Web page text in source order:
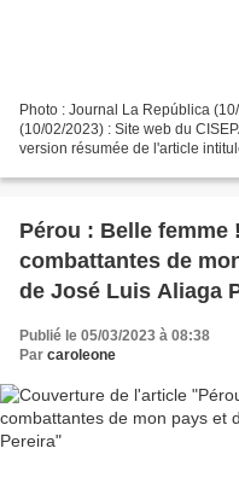
Photo : Journal La República
(10/02/2023) : Site web du
version résumée de l'article
Pérou : Belle femme
combattantes de
de José Luis Aliaga
Publié le 05/03/2023 à 08:38
Par caroleone